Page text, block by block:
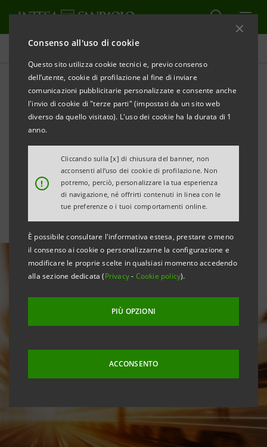
Consenso all'uso di cookie
Questo sito utilizza cookie tecnici e, previo consenso
dell’utente, cookie di profilazione al fine di inviare
comunicazioni pubblicitarie personalizzate e consente anche
l'invio di cookie di "terze parti" (impostati da un sito web
diverso da quello visitato). L'uso dei cookie ha la durata di 1
anno.
!
Cliccando sulla [x] di chiusura del banner, non
acconsenti all’uso dei cookie di profilazione. Non
potremo, perciò, personalizzare la tua esperienza
di navigazione, né offrirti contenuti in linea con le
tue preferenze o i tuoi comportamenti online.
È possibile consultare l'informativa estesa, prestare o meno
il consenso ai cookie o personalizzarne la configurazione e
modificare le proprie scelte in qualsiasi momento accedendo
alla sezione dedicata (Privacy- Cookie policy).
PIÙ OPZIONI
ACCONSENTO
Tutte le news
Infrastruttura ferroviaria:
€2mld a FS per
l’ammodernamento
secondo principi ESG